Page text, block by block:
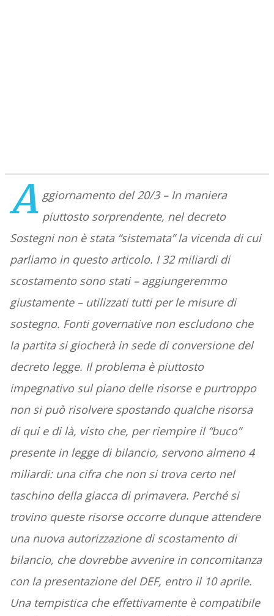
A ggiornamento del 20/3 – In maniera
piuttosto sorprendente, nel decreto
Sostegni non è stata “sistemata” la vicenda di cui
parliamo in questo articolo. I 32 miliardi di
scostamento sono stati – aggiungeremmo
giustamente – utilizzati tutti per le misure di
sostegno. Fonti governative non escludono che
la partita si giocherà in sede di conversione del
decreto legge. Il problema è piuttosto
impegnativo sul piano delle risorse e purtroppo
non si può risolvere spostando qualche risorsa
di qui e di là, visto che, per riempire il “buco”
presente in legge di bilancio, servono almeno 4
miliardi: una cifra che non si trova certo nel
taschino della giacca di primavera. Perché si
trovino queste risorse occorre dunque attendere
una nuova autorizzazione di scostamento di
bilancio, che dovrebbe avvenire in concomitanza
con la presentazione del DEF, entro il 10 aprile.
Una tempistica che effettivamente è compatibile